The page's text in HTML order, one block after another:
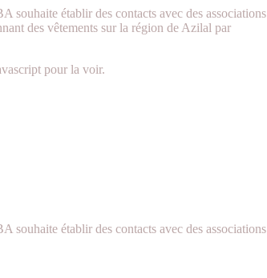
établir des contacts avec des associations
des vêtements sur la région de Azilal par
pour la voir.
établir des contacts avec des associations